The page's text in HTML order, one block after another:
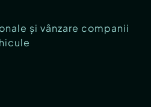
și vânzare companii